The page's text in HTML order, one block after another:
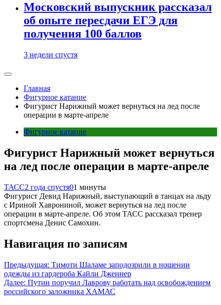
Московский выпускник рассказал
об опыте пересдачи ЕГЭ для
получения 100 баллов
3 недели спустя
Главная
Фигурное катание
Фигурист Нарижный может вернуться на лед после
операции в марте-апреле
Фигурное катание
Фигурист Нарижный может вернуться
на лед после операции в марте-апреле
ТАСС2 года спустя01 минуты
Фигурист Девид Нарижный, выступающий в танцах на льду
с Ириной Хаврониной, может вернуться на лед после
операции в марте-апреле. Об этом ТАСС рассказал тренер
спортсмена Денис Самохин.
Навигация по записям
Предыдущая: Тимоти Шаламе заподозрили в ношении
одежды из гардероба Кайли Дженнер
Далее: Путин поручил Лаврову работать над освобождением
российского заложника ХАМАС